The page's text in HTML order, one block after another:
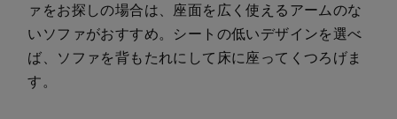
ァをお探しの場合は、座面を広く使えるアームのな
いソファがおすすめ。シートの低いデザインを選べ
ば、ソファを背もたれにして床に座ってくつろげま
す。